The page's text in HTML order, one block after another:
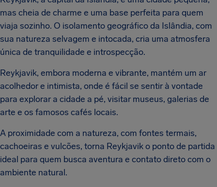
mas cheia de charme e uma base perfeita para quem
viaja sozinho. O isolamento geográfico da Islândia, com
sua natureza selvagem e intocada, cria uma atmosfera
única de tranquilidade e introspecção.
Reykjavik, embora moderna e vibrante, mantém um ar
acolhedor e intimista, onde é fácil se sentir à vontade
para explorar a cidade a pé, visitar museus, galerias de
arte e os famosos cafés locais.
A proximidade com a natureza, com fontes termais,
cachoeiras e vulcões, torna Reykjavik o ponto de partida
ideal para quem busca aventura e contato direto com o
ambiente natural.